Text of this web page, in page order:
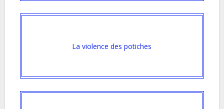
La violence des potiches